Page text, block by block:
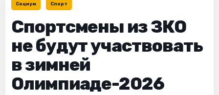
Социум Спорт
Спортсмены из ЗКО
не будут участвовать
в зимней
Олимпиаде-2026